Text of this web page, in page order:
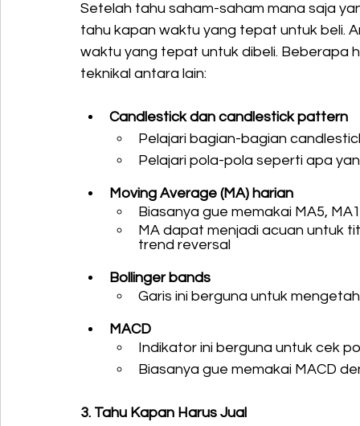
Setelah tahu saham-saham mana saja
tahu kapan waktu yang tepat untuk beli.
waktu yang tepat untuk dibeli. Beberapa
teknikal antara lain:
Candlestick dan candlestick pattern
Pelajari bagian-bagian
Pelajari pola-pola seperti apa
Moving Average (MA) harian
Biasanya gue memakai MA5,
MA dapat menjadi acuan untuk
trend reversal
Bollinger bands
Garis ini berguna untuk
MACD
Indikator ini berguna untuk cek
Biasanya gue memakai MACD
3. Tahu Kapan Harus Jual